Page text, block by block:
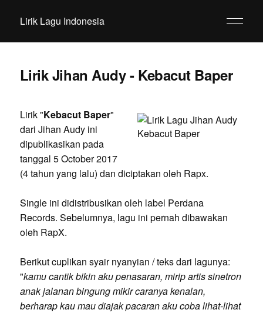
Lirik Lagu Indonesia
Lirik Jihan Audy - Kebacut Baper
Lirik "Kebacut Baper"
dari Jihan Audy ini
dipublikasikan pada
tanggal 5 October 2017
(4 tahun yang lalu) dan diciptakan oleh Rapx.
Single ini didistribusikan oleh label Perdana
Records. Sebelumnya, lagu ini pernah dibawakan
oleh RapX.
Berikut cuplikan syair nyanyian / teks dari lagunya:
"kamu cantik bikin aku penasaran, mirip artis sinetron
anak jalanan bingung mikir caranya kenalan,
berharap kau mau diajak pacaran aku coba lihat-lihat